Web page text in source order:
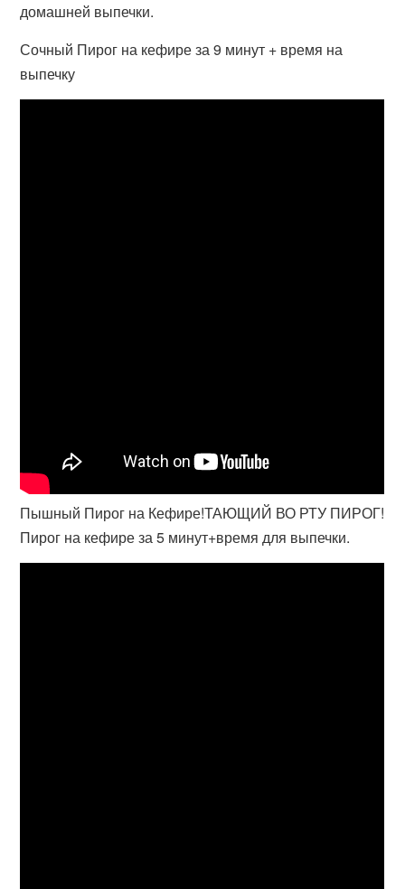
домашней выпечки.
Сочный Пирог на кефире за 9 минут + время на
выпечку
Пышный Пирог на Кефире!ТАЮЩИЙ ВО РТУ ПИРОГ!
Пирог на кефире за 5 минут+время для выпечки.